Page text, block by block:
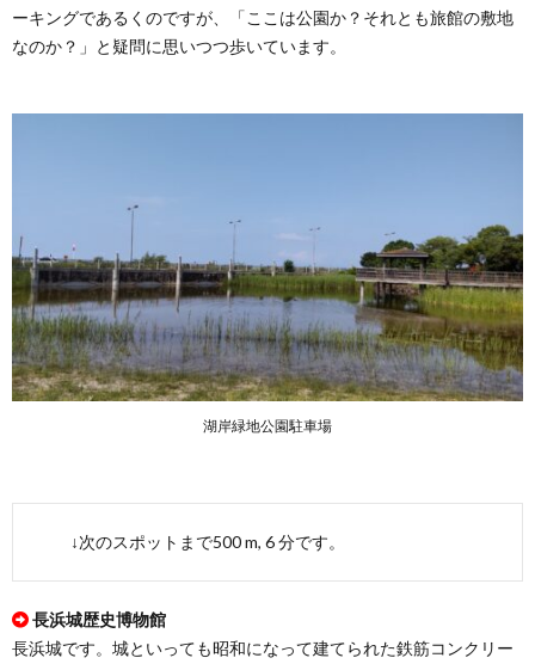
ーキングであるくのですが、「ここは公園か？それとも旅館の敷地
なのか？」と疑問に思いつつ歩いています。
湖岸緑地公園駐車場
↓次のスポットまで500 m, 6 分です。
長浜城歴史博物館
長浜城です。城といっても昭和になって建てられた鉄筋コンクリー